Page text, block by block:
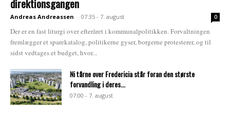
direktionsgangen
Andreas Andreassen - 07:35 - 7. august 0
Der er en fast liturgi over efteråret i kommunalpolitikken. Forvaltningen
fremlægger et sparekatalog, politikerne gyser, borgerne protesterer, og til
sidst vedtages et budget, hvor...
Ni tårne over Fredericia står foran den største
forvandling i deres...
07:00 - 7. august